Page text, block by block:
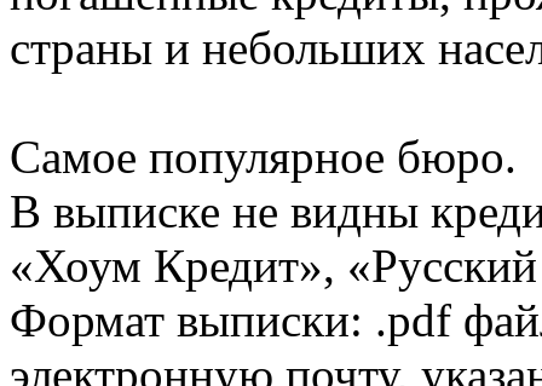
страны и небольших
Самое популярное бюро.
В выписке не видны
«Хоум Кредит»,
Формат выписки: .pdf
электронную почту,